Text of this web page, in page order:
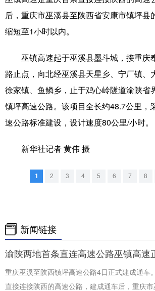
广东 广西 海南
多语种频道
English Español Français
Русский язык
Deutsch
后，重庆市巫溪县至陕西省安康市镇坪县
缩短至1小时以内。
巫镇高速起于巫溪县墨斗城，接重庆
路止点，向北经巫溪县天星乡、宁厂镇、
徐家镇、鱼鳞乡，止于鸡心岭隧道渝陕省
镇坪高速公路。该项目全长约48.7公里，
速公路标准建设，设计速度80公里/小时。
新华社记者 黄伟 摄
1 2 3 4 5 6 7 8
新闻链接
渝陕两地首条直连高速公路巫镇高速
重庆巫溪至陕西镇坪高速公路4日正式建成通车
直接连接陕西的高速公路，建成通车后，重庆